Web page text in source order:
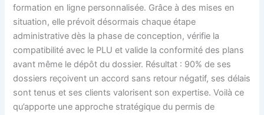
formation en ligne personnalisée. Grâce à des mises en
situation, elle prévoit désormais chaque étape
administrative dès la phase de conception, vérifie la
compatibilité avec le PLU et valide la conformité des plans
avant même le dépôt du dossier. Résultat : 90% de ses
dossiers reçoivent un accord sans retour négatif, ses délais
sont tenus et ses clients valorisent son expertise. Voilà ce
qu’apporte une approche stratégique du permis de